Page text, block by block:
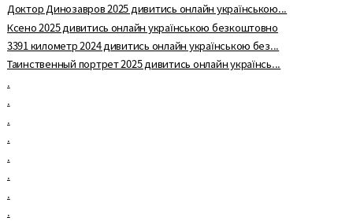
Доктор Динозавров 2025 дивитись онлайн українською...
Ксено 2025 дивитись онлайн українською безкоштовно
3391 километр 2024 дивитись онлайн українською без...
Таинственный портрет 2025 дивитись онлайн українсь...
.
.
.
.
.
.
.
.